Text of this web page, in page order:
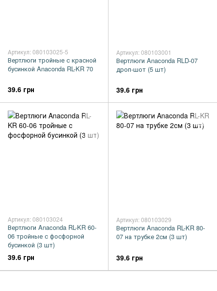
Артикул: 080103025-5
Вертлюги тройные с красной
бусинкой Anaconda RL-KR 70
39.6 грн
Артикул: 080103001
Вертлюги Anaconda RLD-07
дроп-шот (5 шт)
39.6 грн
Артикул: 080103024
Вертлюги Anaconda RL-KR 60-
06 тройные с фосфорной
бусинкой (3 шт)
39.6 грн
Артикул: 080103029
Вертлюги Anaconda RL-KR 80-
07 на трубке 2см (3 шт)
39.6 грн